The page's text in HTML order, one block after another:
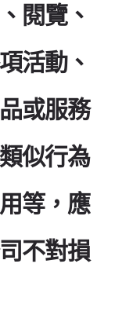
閱覽、
活動、
或服務
似行為
等，應
不對損